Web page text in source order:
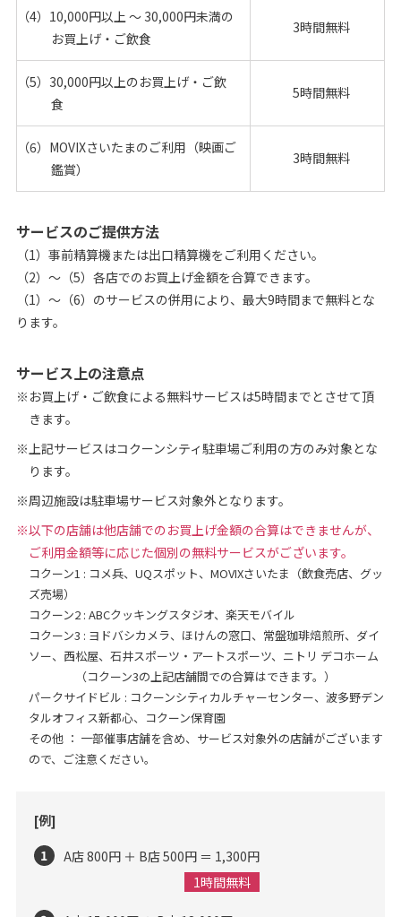
（4）10,000円以上 〜 30,000円未満の
お買上げ・ご飲食
3時間無料
（5）30,000円以上のお買上げ・ご飲
食
5時間無料
（6）MOVIXさいたまのご利用（映画ご
鑑賞）
3時間無料
サービスのご提供方法
（1）事前精算機または出口精算機をご利用ください。
（2）～（5）各店でのお買上げ金額を合算できます。
（1）～（6）のサービスの併用により、最大9時間まで無料とな
ります。
サービス上の注意点
※お買上げ・ご飲食による無料サービスは5時間までとさせて頂
きます。
※上記サービスはコクーンシティ駐車場ご利用の方のみ対象とな
ります。
※周辺施設は駐車場サービス対象外となります。
※以下の店舗は他店舗でのお買上げ金額の合算はできませんが、
ご利用金額等に応じた個別の無料サービスがございます。
コクーン1 : コメ兵、UQスポット、MOVIXさいたま（飲食売店、グッ
ズ売場）
コクーン2 : ABCクッキングスタジオ、楽天モバイル
コクーン3 : ヨドバシカメラ、ほけんの窓口、常盤珈琲焙煎所、ダイ
ソー、西松屋、石井スポーツ・アートスポーツ、ニトリ デコホーム
（コクーン3の上記店舗間での合算はできます。）
パークサイドビル : コクーンシティカルチャーセンター、波多野デン
タルオフィス新都心、コクーン保育園
その他 ： 一部催事店舗を含め、サービス対象外の店舗がございます
ので、ご注意ください。
[例]
1
A店 800円 ＋ B店 500円 ＝ 1,300円
1時間無料